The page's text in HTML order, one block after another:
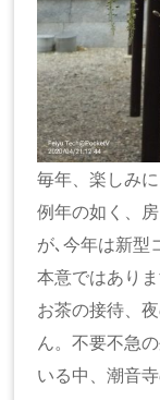
毎年、楽しみ
例年の如く、
が､今年は新型
本意ではあり
お茶の接待、
ん。不要不急
いる中、潮音